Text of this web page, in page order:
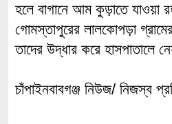
হলে বাগানে আম কুড়াতে যাওয়া
গোমস্তাপুরের লালকোপড়া
তাদের উদ্ধার করে হাসপাতালে
চাঁপাইনবাবগঞ্জ নিউজ/ নিজস্ব